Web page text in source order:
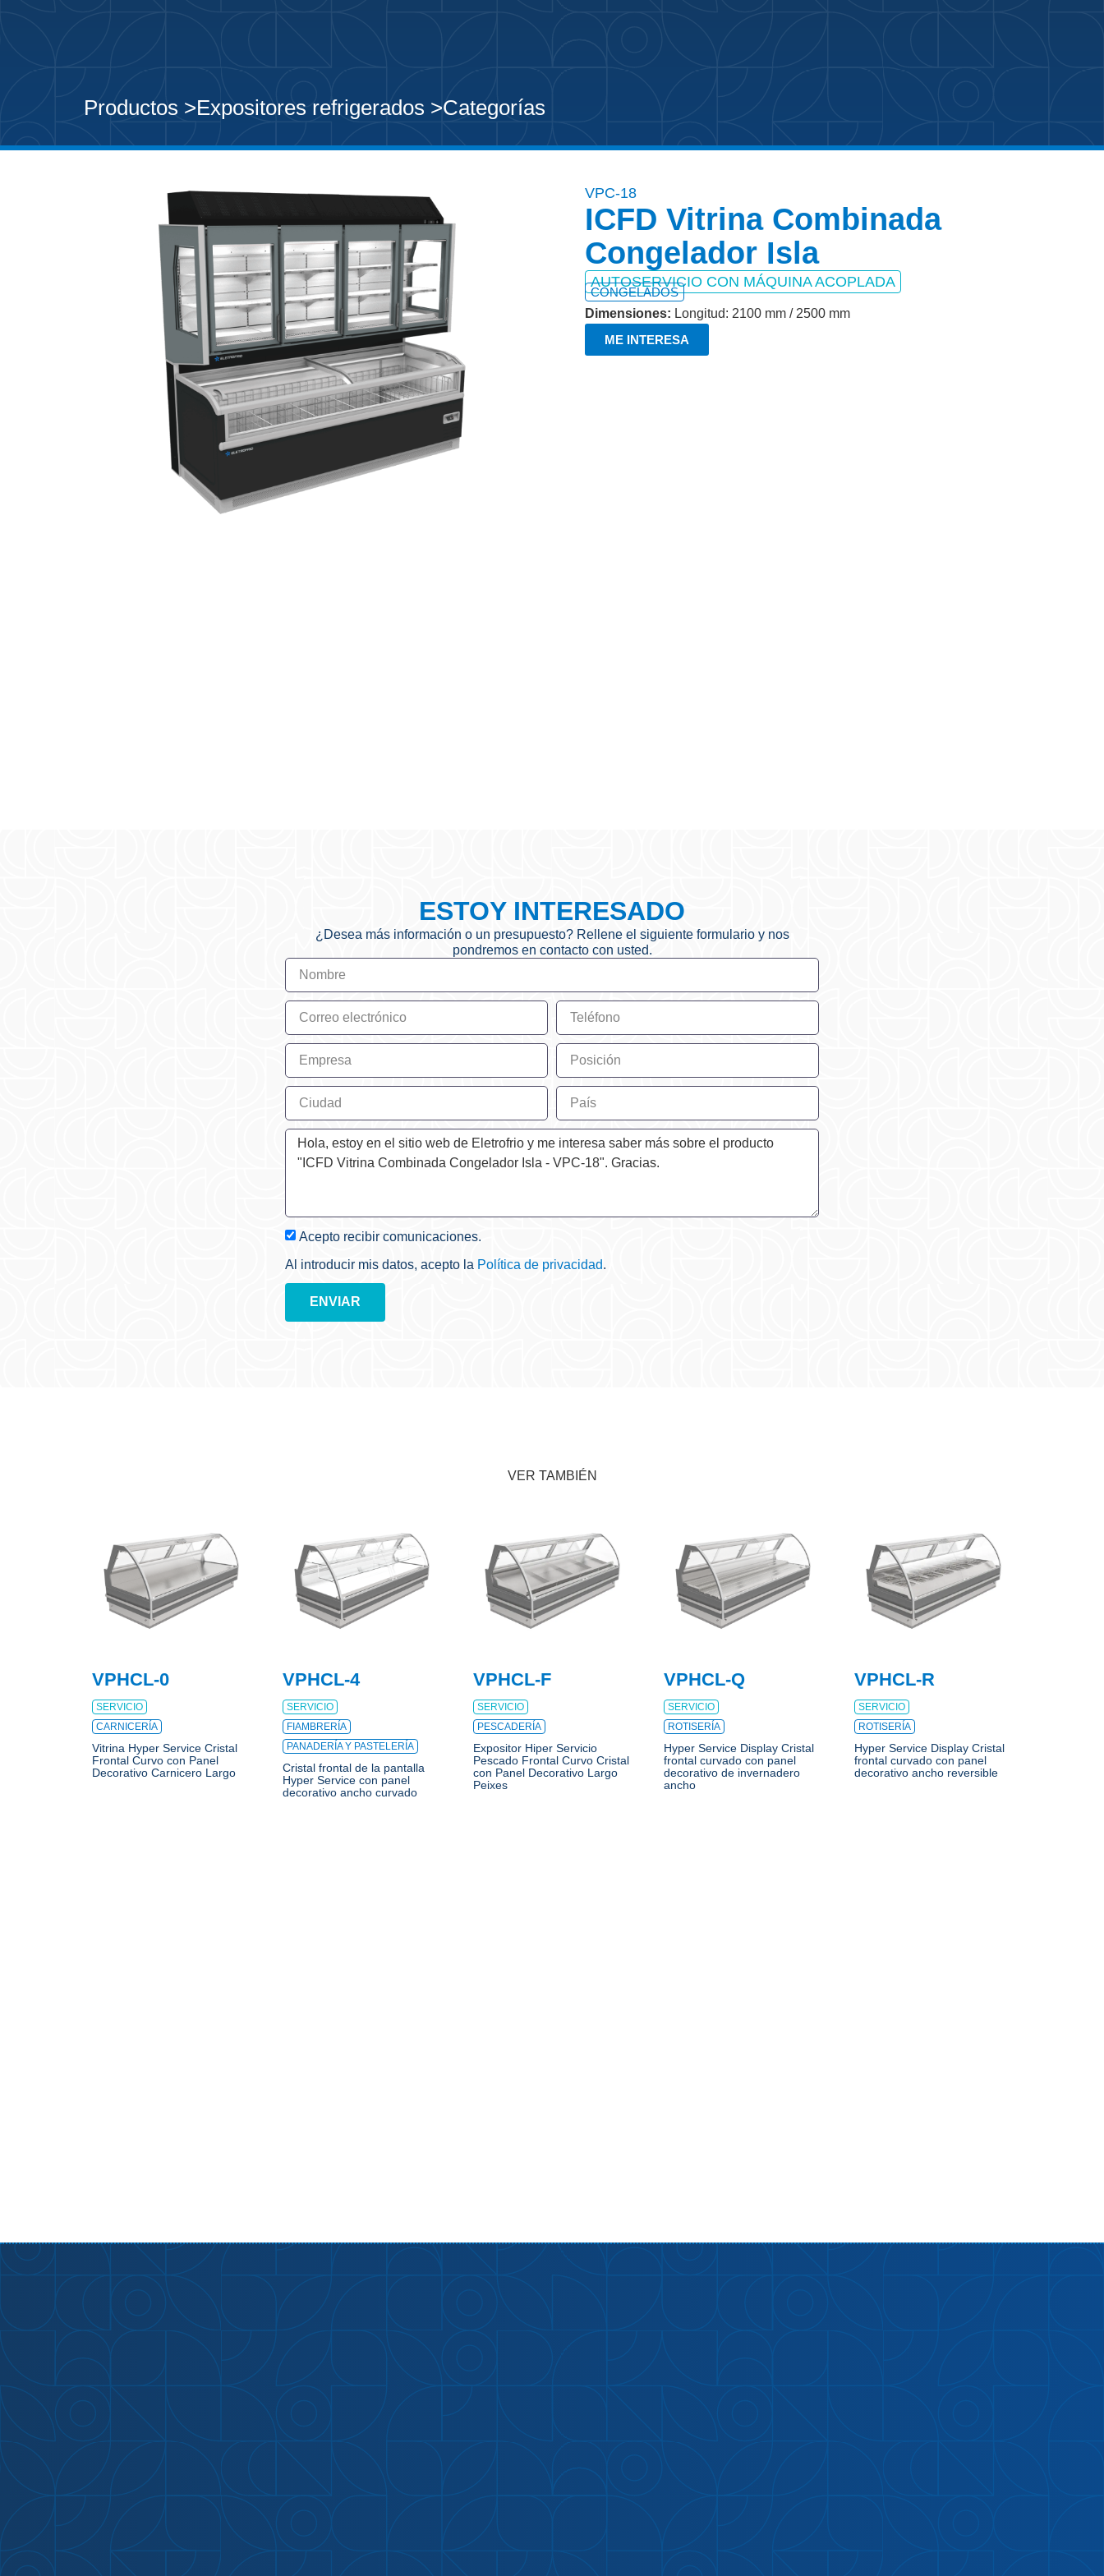
Productos >Expositores refrigerados >Categorías
VPC-18
ICFD Vitrina Combinada
Congelador Isla
AUTOSERVICIO CON MÁQUINA ACOPLADA
CONGELADOS
Dimensiones: Longitud: 2100 mm / 2500 mm
ME INTERESA
ESTOY INTERESADO
¿Desea más información o un presupuesto? Rellene el siguiente formulario y nos
pondremos en contacto con usted.
Acepto recibir comunicaciones.
Al introducir mis datos, acepto la Política de privacidad.
ENVIAR
VER TAMBIÉN
VPHCL-0
SERVICIO
CARNICERÍA
Vitrina Hyper Service Cristal
Frontal Curvo con Panel
Decorativo Carnicero Largo
VPHCL-4
SERVICIO
FIAMBRERÍA
PANADERÍA Y PASTELERÍA
Cristal frontal de la pantalla
Hyper Service con panel
decorativo ancho curvado
VPHCL-F
SERVICIO
PESCADERÍA
Expositor Hiper Servicio
Pescado Frontal Curvo Cristal
con Panel Decorativo Largo
Peixes
VPHCL-Q
SERVICIO
ROTISERÍA
Hyper Service Display Cristal
frontal curvado con panel
decorativo de invernadero
ancho
VPHCL-R
SERVICIO
ROTISERÍA
Hyper Service Display Cristal
frontal curvado con panel
decorativo ancho reversible